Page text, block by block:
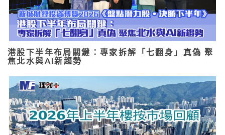
港股下半年布局關鍵：專家拆解「七翻身」真偽 聚
焦北水與AI新趨勢